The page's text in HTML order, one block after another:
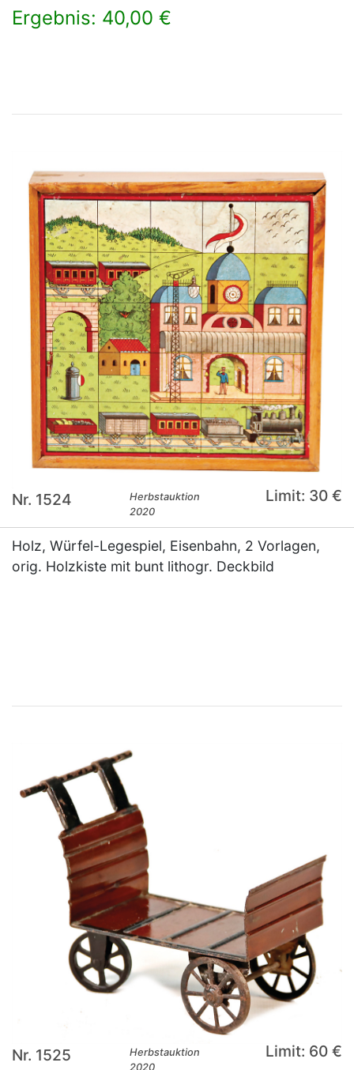
Ergebnis: 40,00 €
Nr. 1524
Herbstauktion
2020
Limit: 30 €
Holz, Würfel-Legespiel, Eisenbahn, 2 Vorlagen,
orig. Holzkiste mit bunt lithogr. Deckbild
Nr. 1525
Herbstauktion
2020
Limit: 60 €